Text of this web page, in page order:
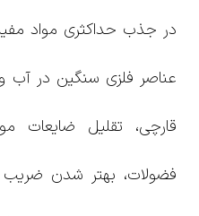
در جذب حداکثری مواد
عناصر فلزی سنگین در آب
قارچی، تقلیل ضایعات
فضولات، بهتر شدن